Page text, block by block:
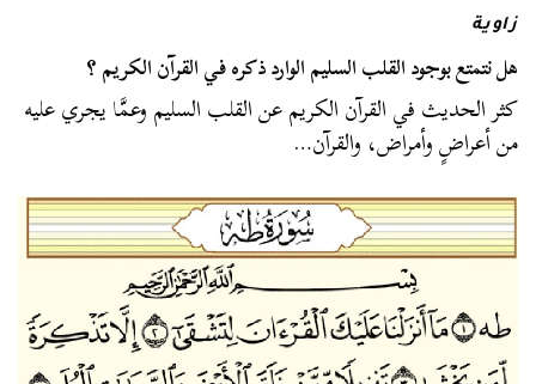
زاوية
هل نتمتع بوجود القلب السليم الوارد ذكره في القرآن الكريم ؟
كثر الحديث في القرآن الكريم عن القلب السليم وعمَّا يجري عليه
من أعراضٍ وأمراض، والقرآن…